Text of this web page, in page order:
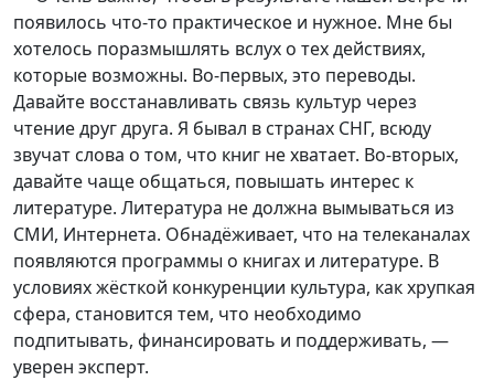
появилось что-то практическое и нужное. Мне бы
хотелось поразмышлять вслух о тех действиях,
которые возможны. Во-первых, это переводы.
Давайте восстанавливать связь культур через
чтение друг друга. Я бывал в странах СНГ, всюду
звучат слова о том, что книг не хватает. Во-вторых,
давайте чаще общаться, повышать интерес к
литературе. Литература не должна вымываться из
СМИ, Интернета. Обнадёживает, что на телеканалах
появляются программы о книгах и литературе. В
условиях жёсткой конкуренции культура, как хрупкая
сфера, становится тем, что необходимо
подпитывать, финансировать и поддерживать, —
уверен эксперт.